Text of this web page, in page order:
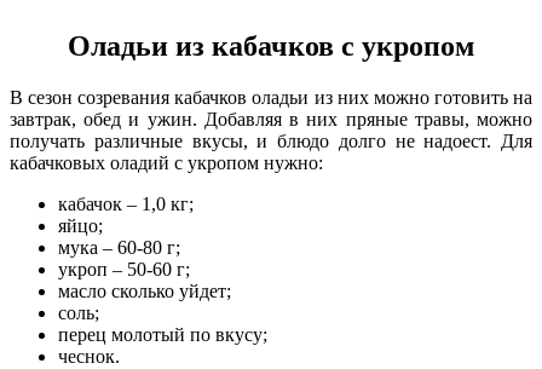
Оладьи из кабачков с укропом
В сезон созревания кабачков оладьи из них можно готовить на
завтрак, обед и ужин. Добавляя в них пряные травы, можно
получать различные вкусы, и блюдо долго не надоест. Для
кабачковых оладий с укропом нужно:
кабачок – 1,0 кг;
яйцо;
мука – 60-80 г;
укроп – 50-60 г;
масло сколько уйдет;
соль;
перец молотый по вкусу;
чеснок.